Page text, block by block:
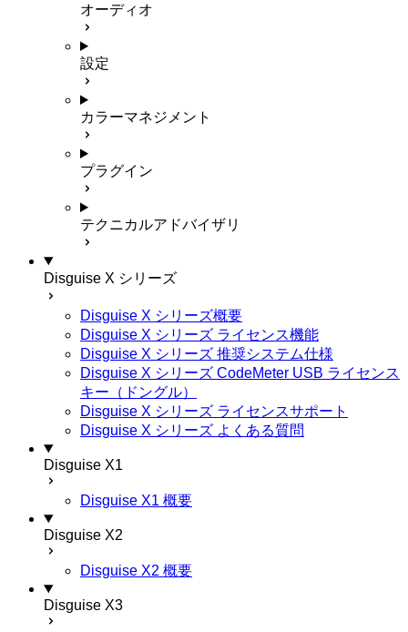
オーディオ
設定
カラーマネジメント
プラグイン
テクニカルアドバイザリ
Disguise X シリーズ
Disguise X シリーズ概要
Disguise X シリーズ ライセンス機能
Disguise X シリーズ 推奨システム仕様
Disguise X シリーズ CodeMeter USB ライセンス
キー（ドングル）
Disguise X シリーズ ライセンスサポート
Disguise X シリーズ よくある質問
Disguise X1
Disguise X1 概要
Disguise X2
Disguise X2 概要
Disguise X3